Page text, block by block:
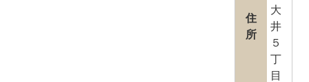
住
所
大
井
５
丁
目